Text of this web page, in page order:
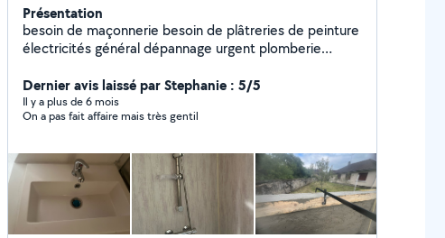
Présentation
besoin de maçonnerie besoin de plâtreries de peinture
électricités général dépannage urgent plomberie
faites confiance JM BATI RENOVATION 03 sera
répondre a vos besoins .
Dernier avis laissé par Stephanie : 5/5
Il y a plus de 6 mois
On a pas fait affaire mais très gentil